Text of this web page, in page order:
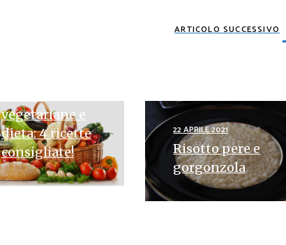
ARTICOLO SUCCESSIVO
vegetariane e
dieta: 4 ricette
consigliate!
22 APRILE 2021
Risotto pere e
gorgonzola